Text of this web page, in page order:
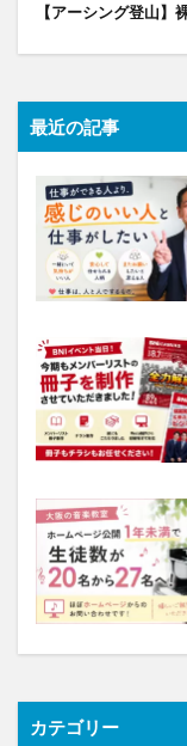
【アーシング登山】
最近の記事
カテゴリー